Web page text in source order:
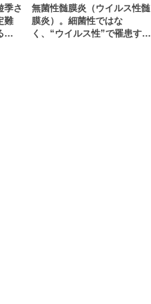
季さ
難
…
無菌性髄膜炎（ウイルス性髄
膜炎）。細菌性ではな
く、“ウイルス性”で罹患す…